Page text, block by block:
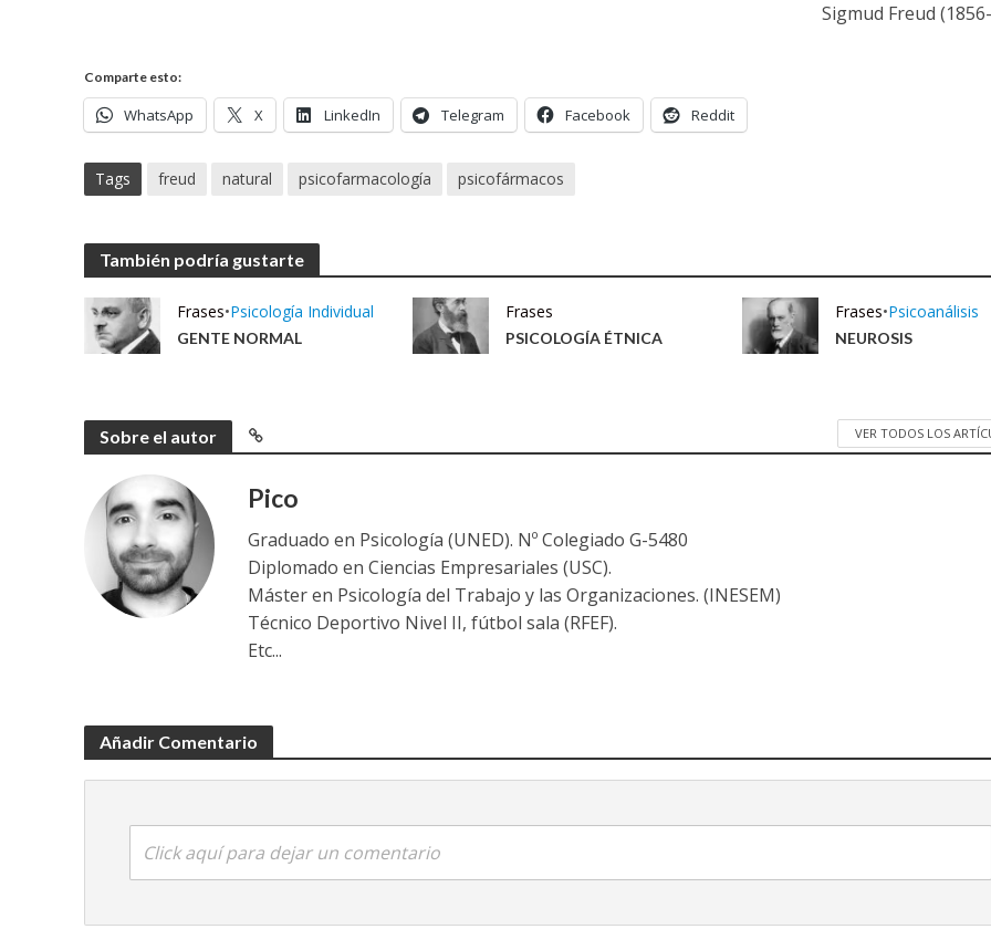
Sigmud Freud
Comparte esto:
WhatsApp X LinkedIn Telegram Facebook Reddit
Tags freud natural psicofarmacología psicofármacos
También podría gustarte
Frases•Psicología Individual
GENTE NORMAL
Frases
PSICOLOGÍA ÉTNICA
Frases•Psicoanálisis
NEUROSIS
Sobre el autor VER TODOS LOS
Pico
Graduado en Psicología (UNED). Nº Colegiado G-5480
Diplomado en Ciencias Empresariales (USC).
Máster en Psicología del Trabajo y las Organizaciones. (INESEM)
Técnico Deportivo Nivel II, fútbol sala (RFEF).
Etc...
Añadir Comentario
Click aquí para dejar un comentario